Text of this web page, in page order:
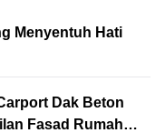
Menyentuh Hati
Dak Beton
Fasad Rumah